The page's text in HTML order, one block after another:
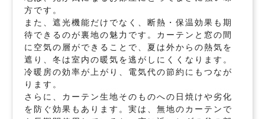
方です。
また、遮光機能だけでなく、断熱・保温効果も期
待できるのが裏地の魅力です。カーテンと窓の間
に空気の層ができることで、夏は外からの熱気を
遮り、冬は室内の暖気を逃がしにくくなります。
冷暖房の効率が上がり、電気代の節約にもつなが
ります。
さらに、カーテン生地そのものへの日焼けや劣化
を防ぐ効果もあります。実は、無地のカーテンで